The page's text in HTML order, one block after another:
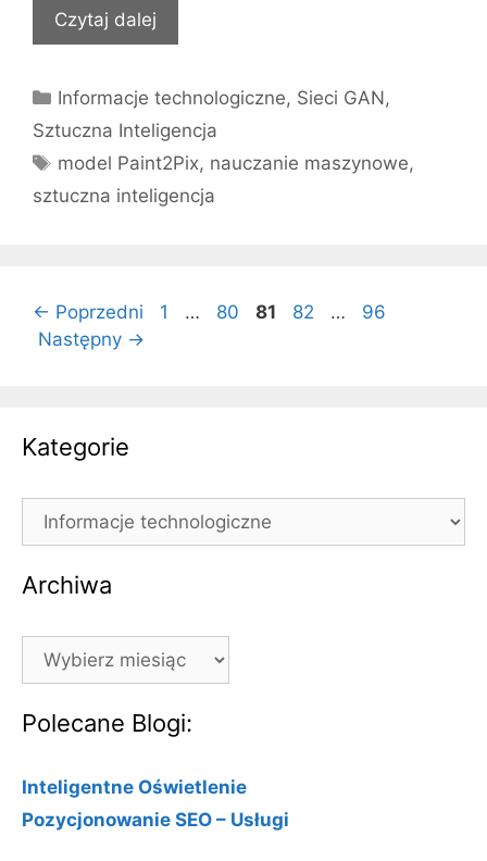
Czytaj dalej
Kategorie
Informacje technologiczne, Sieci GAN,
Sztuczna Inteligencja
Tagi
model Paint2Pix, nauczanie maszynowe,
sztuczna inteligencja
← Poprzedni Strona
1 … Strona
80 Strona
81 Strona
82 … Strona
96
Następny →
Kategorie
Kategorie
Archiwa
Archiwa
Polecane Blogi:
Inteligentne Oświetlenie
Pozycjonowanie SEO – Usługi